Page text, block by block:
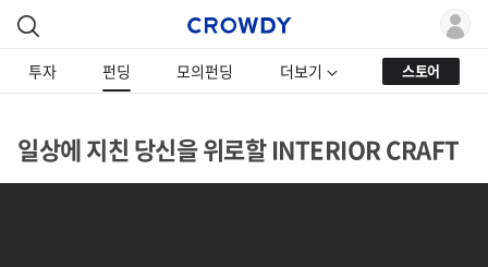
투자 펀딩 모의펀딩 더보기 스토어
일상에 지친 당신을 위로할 INTERIOR CRAFT